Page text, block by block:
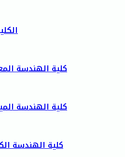
كلية الهندسة
كلية الهندسة
كلية الهندسة